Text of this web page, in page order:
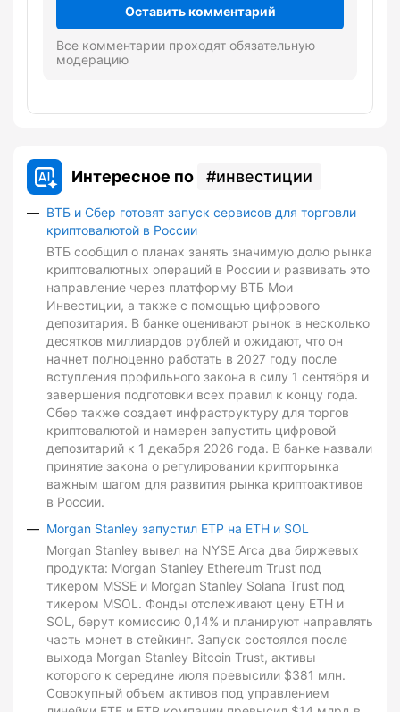
Оставить комментарий
Все комментарии проходят обязательную
модерацию
Интересное по инвестиции
ВТБ и Сбер готовят запуск сервисов для торговли
криптовалютой в России
ВТБ сообщил о планах занять значимую долю рынка
криптовалютных операций в России и развивать это
направление через платформу ВТБ Мои
Инвестиции, а также с помощью цифрового
депозитария. В банке оценивают рынок в несколько
десятков миллиардов рублей и ожидают, что он
начнет полноценно работать в 2027 году после
вступления профильного закона в силу 1 сентября и
завершения подготовки всех правил к концу года.
Сбер также создает инфраструктуру для торгов
криптовалютой и намерен запустить цифровой
депозитарий к 1 декабря 2026 года. В банке назвали
принятие закона о регулировании крипторынка
важным шагом для развития рынка криптоактивов
в России.
Morgan Stanley запустил ETP на ETH и SOL
Morgan Stanley вывел на NYSE Arca два биржевых
продукта: Morgan Stanley Ethereum Trust под
тикером MSSE и Morgan Stanley Solana Trust под
тикером MSOL. Фонды отслеживают цену ETH и
SOL, берут комиссию 0,14% и планируют направлять
часть монет в стейкинг. Запуск состоялся после
выхода Morgan Stanley Bitcoin Trust, активы
которого к середине июля превысили $381 млн.
Совокупный объем активов под управлением